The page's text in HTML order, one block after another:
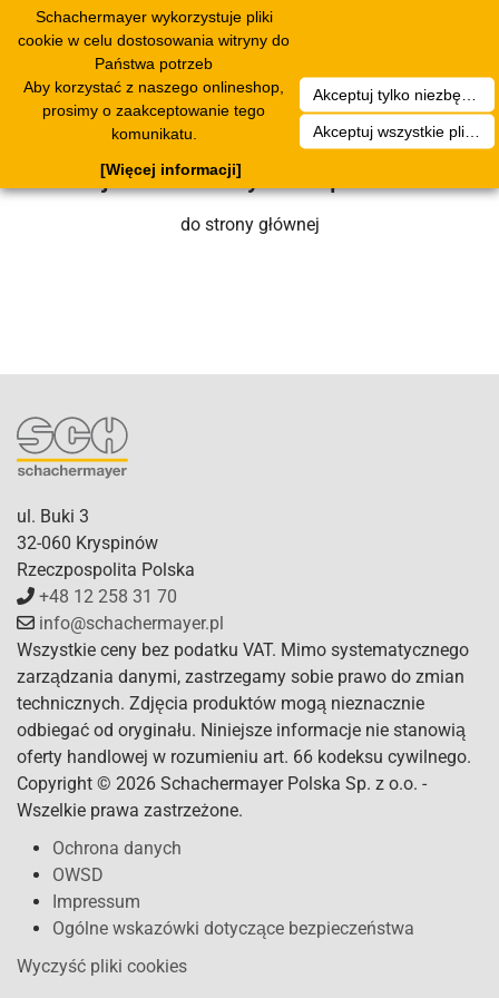
Schachermayer wykorzystuje pliki
cookie w celu dostosowania witryny do
Państwa potrzeb
Aby korzystać z naszego onlineshop,
prosimy o zaakceptowanie tego
komunikatu.
Akceptuj tylko niezbędne pliki cookies
Akceptuj wszystkie pliki cookies
[Więcej informacji]
Niestety wystąpił błąd techniczny. Nasz
zespół serwisowy wkrótce się nim
zajmie. Prosimy o cierpliwość.
do strony głównej
ul. Buki 3
32-060 Kryspinów
Rzeczpospolita Polska
+48 12 258 31 70
info@schachermayer.pl
Wszystkie ceny bez podatku VAT. Mimo systematycznego
zarządzania danymi, zastrzegamy sobie prawo do zmian
technicznych. Zdjęcia produktów mogą nieznacznie
odbiegać od oryginału. Niniejsze informacje nie stanowią
oferty handlowej w rozumieniu art. 66 kodeksu cywilnego.
Copyright © 2026 Schachermayer Polska Sp. z o.o. -
Wszelkie prawa zastrzeżone.
Ochrona danych
OWSD
Impressum
Ogólne wskazówki dotyczące bezpieczeństwa
Wyczyść pliki cookies